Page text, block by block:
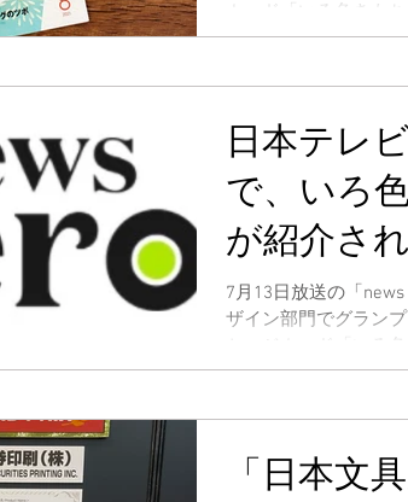
カード「いろ色きも
日本テレ
で、いろ
が紹介さ
7月13日放送の「
ザイン部門でグラン
セージカード「いろ
した。
「日本文